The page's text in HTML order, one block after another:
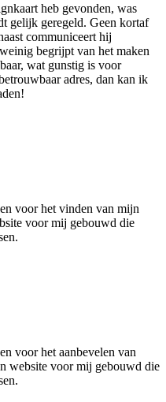
heb gevonden, was
gelijk geregeld. Geen kortaf
communiceert hij
begrijpt van het maken
wat gunstig is voor
adres, dan kan ik
voor het vinden van mijn
voor mij gebouwd die
voor het aanbevelen van
website voor mij gebouwd die